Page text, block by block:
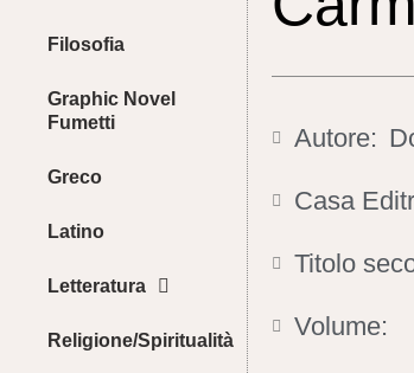
Filosofia
Graphic Novel
Fumetti
Greco
Latino
Letteratura
Religione/Spiritualità
Autore:
Casa
Titolo
Volume: